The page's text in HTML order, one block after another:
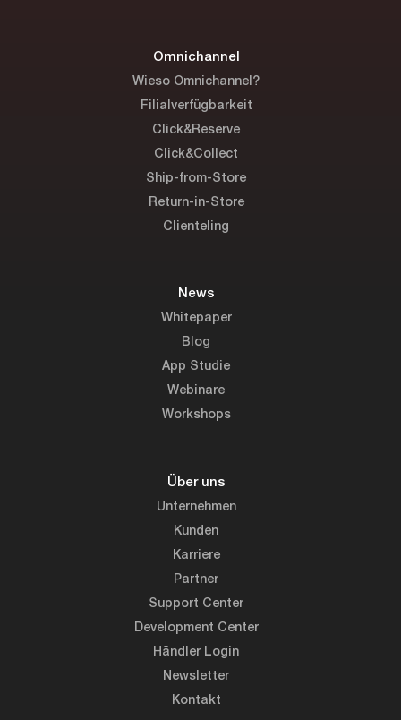
Omnichannel
Wieso Omnichannel?
Filialverfügbarkeit
Click&Reserve
Click&Collect
Ship-from-Store
Return-in-Store
Clienteling
News
Whitepaper
Blog
App Studie
Webinare
Workshops
Über uns
Unternehmen
Kunden
Karriere
Partner
Support Center
Development Center
Händler Login
Newsletter
Kontakt